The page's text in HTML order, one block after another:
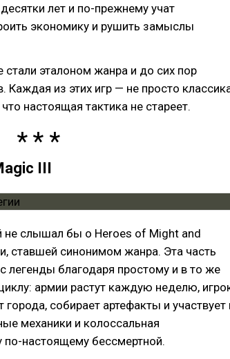
лет и по-прежнему учат
экономику и рушить замыслы
эталоном жанра и до сих пор
из этих игр — не просто
настоящая тактика не стареет.
III
не слышал бы о Heroes of Might and
ставшей синонимом жанра. Эта часть
легенды благодаря простому и в то же
армии растут каждую неделю,
собирает артефакты и участвует
механики и колоссальная
по-настоящему бессмертной.